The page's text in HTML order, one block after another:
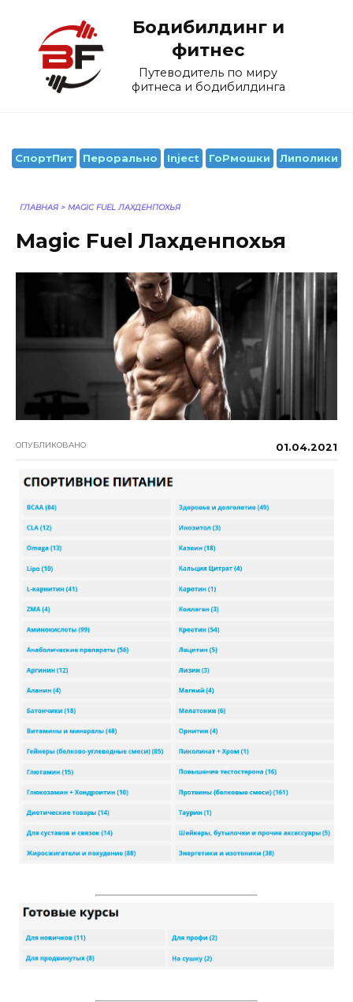
содержанию
Бодибилдинг и
фитнес
Путеводитель по миру
фитнеса и бодибилдинга
СпортПит Перорально Inject ГоРмошки Липолики
ГЛАВНАЯ > MAGIC FUEL ЛАХДЕНПОХЬЯ
Magic Fuel Лахденпохья
ОПУБЛИКОВАНО 01.04.2021